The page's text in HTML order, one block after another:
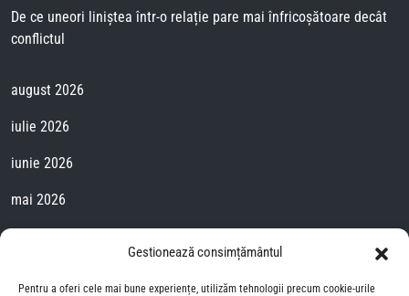
Gestionează consimțământul
Pentru a oferi cele mai bune experiențe, utilizăm tehnologii precum cookie-urile
De ce uneori liniștea într-o relație pare mai înfricoșătoare decât
conflictul
august 2026
iulie 2026
iunie 2026
mai 2026